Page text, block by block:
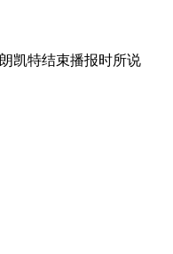
凯特结束播报时所说